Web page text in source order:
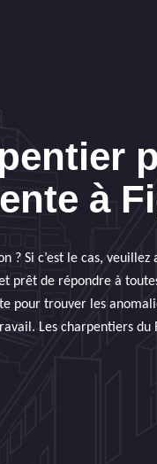
à
Si c’est le cas, veuillez
prêt de répondre à
pour trouver les
Les charpentiers du